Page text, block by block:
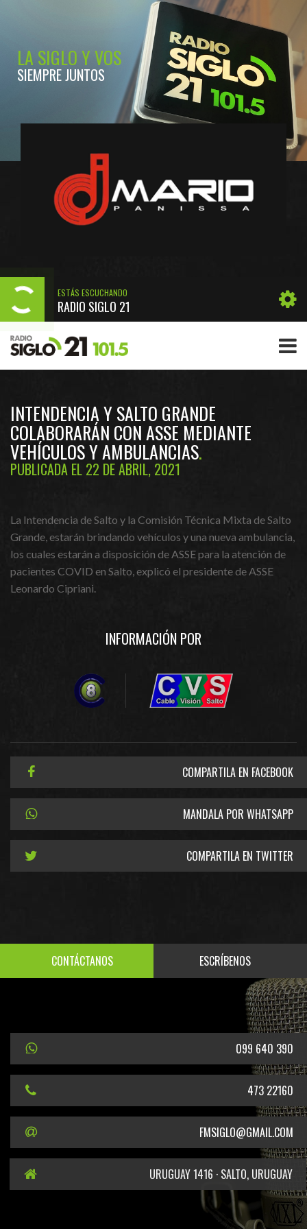
LA SIGLO Y VOS
SIEMPRE JUNTOS
ESTÁS ESCUCHANDO
RADIO SIGLO 21
INTENDENCIA Y SALTO GRANDE
COLABORARÁN CON ASSE MEDIANTE
VEHÍCULOS Y AMBULANCIAS
PUBLICADA EL 22 DE ABRIL, 2021
La Intendencia de Salto y la Comisión Técnica Mixta de Salto
Grande, estarán brindando vehículos y una nueva ambulancia,
los cuales estarán a disposición de ASSE para la atención de
pacientes COVID en Salto, explicó el presidente de ASSE
Leonardo Cipriani.
INFORMACIÓN POR
COMPARTILA EN FACEBOOK
MANDALA POR WHATSAPP
COMPARTILA EN TWITTER
CONTÁCTANOS ESCRÍBENOS
099 640 390
473 22160
FMSIGLO@GMAIL.COM
URUGUAY 1416 · SALTO, URUGUAY